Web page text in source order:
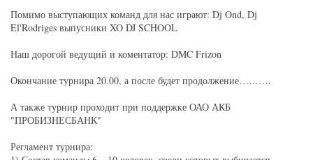
Помимо выступающих команд для нас играют: Dj Ond, Dj
El'Rodriges выпусники XO DJ SCHOOL
Наш дорогой ведущий и коментатор: DMC Frizon
Окончание турнира 20.00, а после будет продолжение……….
А также турнир проходит при поддержке ОАО АКБ
"ПРОБИЗНЕСБАНК"
Регламент турнира: